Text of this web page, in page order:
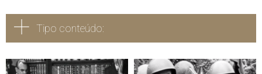
Tipo conteúdo: